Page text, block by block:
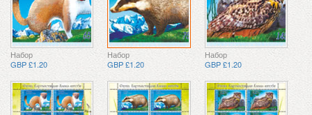
Набор
GBP £1.20
Набор
GBP £1.20
Набор
GBP £1.20